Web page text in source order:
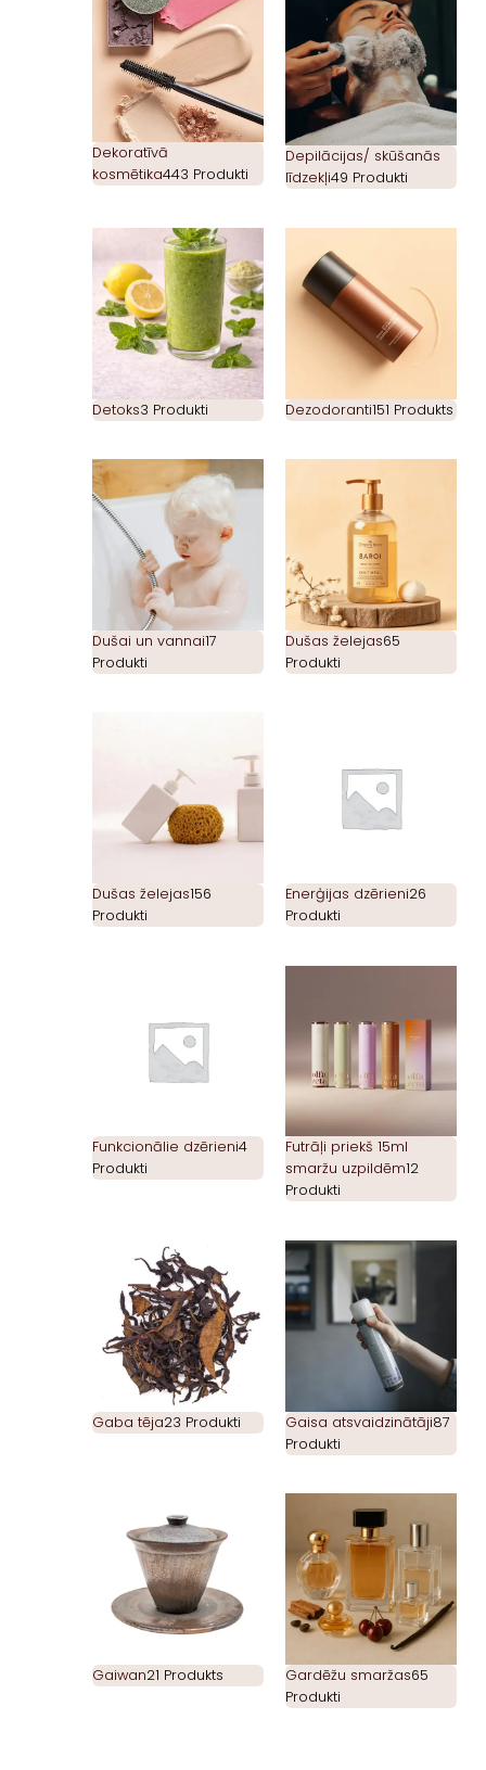
Dekoratīvā
kosmētika443 Produkti
Depilācijas/ skūšanās
līdzekļi49 Produkti
Detoks3 Produkti Dezodoranti151 Produkts
Dušai un vannai17
Produkti
Dušas želejas65
Produkti
Dušas želejas156
Produkti
Enerģijas dzērieni26
Produkti
Funkcionālie dzērieni4
Produkti
Futrāļi priekš 15ml
smaržu uzpildēm12
Produkti
Gaba tēja23 Produkti Gaisa atsvaidzinātāji87
Produkti
Gaiwan21 Produkts Gardēžu smaržas65
Produkti